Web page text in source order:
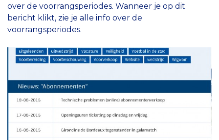
over de voorrangsperiodes. Wanneer je op dit
bericht klikt, zie je alle info over de
voorrangsperiodes.